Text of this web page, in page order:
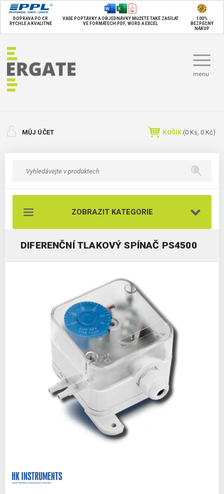
DOPRAVA PO ČR
RYCHLE A KVALITNĚ
VAŠE POPTÁVKY A OBJEDNÁVKY MŮŽETE TAKÉ ZASÍLAT
VE FORMÁTECH PDF, WORD A EXCEL
100%
BEZPEČNÝ
NÁKUP
menu
MŮJ ÚČET KOŠÍK (0 Ks, 0 Kč)
ZOBRAZIT KATEGORIE
DIFERENČNÍ TLAKOVÝ SPÍNAČ PS4500